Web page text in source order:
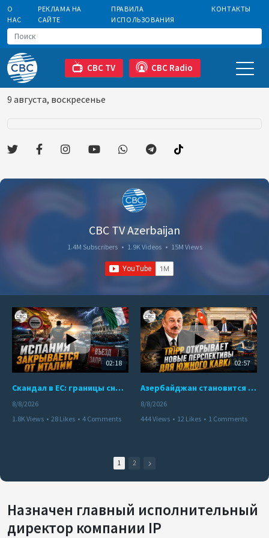
О
НАС
РЕКЛАМА НА
САЙТЕ
ПРАВИЛА
ИСПОЛЬЗОВАНИЯ
КОНТАКТЫ
CBC TV CBC Radio
9 августа, воскресенье
CBC TV Azerbaijan
1.4M Subscribers • 1.9K Videos • 15M Views
02:18
Скандал в ЕС: границы снова под контролем
8/8/2026
1.8K Views • 28 Likes • 4 Comments
02:57
Азербайджан становится мостом между Востоком и Западом
8/8/2026
444 Views • 12 Likes • 1 Comments
1 2
Назначен главный исполнительный
директор компании IP